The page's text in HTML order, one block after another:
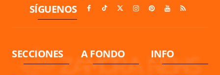
SÍGUENOS
SECCIONES A FONDO INFO